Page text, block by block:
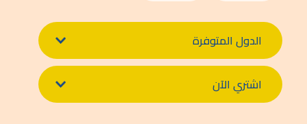
الدول المتوفرة
اشتري الآن